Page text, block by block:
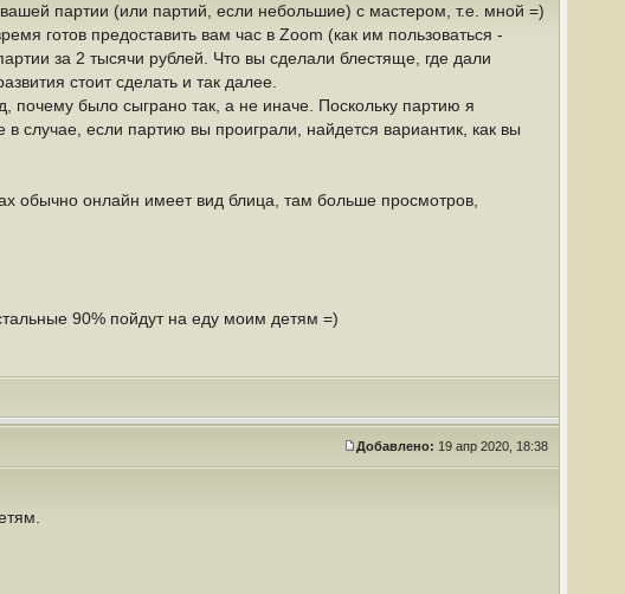
партии (или партий, если небольшие) с мастером, т.е. мной =)
готов предоставить вам час в Zoom (как им пользоваться -
за 2 тысячи рублей. Что вы сделали блестяще, где дали
стоит сделать и так далее.
почему было сыграно так, а не иначе. Поскольку партию я
случае, если партию вы проиграли, найдется вариантик, как вы
обычно онлайн имеет вид блица, там больше просмотров,
90% пойдут на еду моим детям =)
Добавлено: 19 апр 2020, 18:38